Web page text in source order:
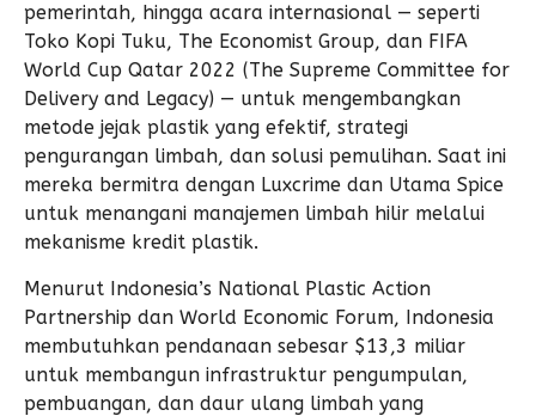
pemerintah, hingga acara internasional — seperti
Toko Kopi Tuku, The Economist Group, dan FIFA
World Cup Qatar 2022 (The Supreme Committee for
Delivery and Legacy) — untuk mengembangkan
metode jejak plastik yang efektif, strategi
pengurangan limbah, dan solusi pemulihan. Saat ini
mereka bermitra dengan Luxcrime dan Utama Spice
untuk menangani manajemen limbah hilir melalui
mekanisme kredit plastik.
Menurut Indonesia’s National Plastic Action
Partnership dan World Economic Forum, Indonesia
membutuhkan pendanaan sebesar $13,3 miliar
untuk membangun infrastruktur pengumpulan,
pembuangan, dan daur ulang limbah yang